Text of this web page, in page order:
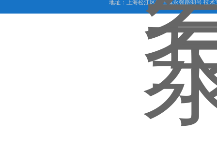
地址：上海松江区泗泾镇永强路98号 技术